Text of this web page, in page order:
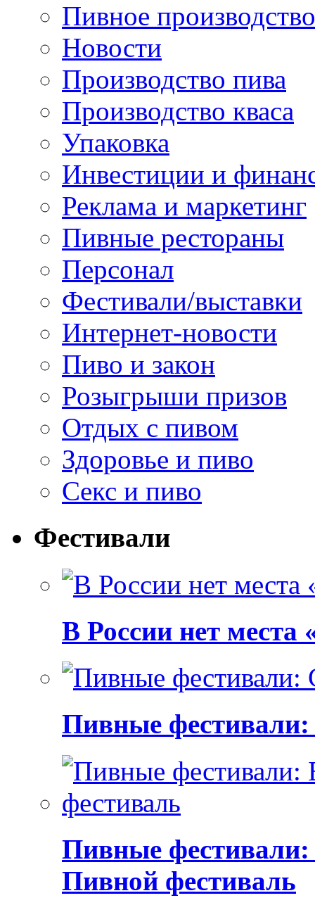
Пивное производство
Новости
Производство пива
Производство кваса
Упаковка
Инвестиции и
Реклама и маркетинг
Пивные рестораны
Персонал
Фестивали/выставки
Интернет-новости
Пиво и закон
Розыгрыши призов
Отдых с пивом
Здоровье и пиво
Секс и пиво
Фестивали
В России нет места
Пивные фестивали:
Пивные
Пивной фестиваль